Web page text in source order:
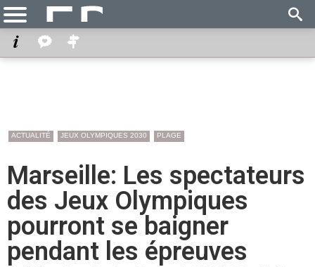
ACTUALITÉ JEUX OLYMPIQUES 2030 PLAGE
Marseille: Les spectateurs
des Jeux Olympiques
pourront se baigner
pendant les épreuves